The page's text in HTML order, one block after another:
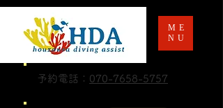
予約電話： 070-7658-5757
ME
NU